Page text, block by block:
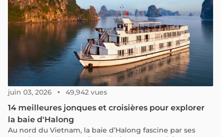
juin 03, 2026 49,942 vues
14 meilleures jonques et croisières pour explorer
la baie d'Halong
Au nord du Vietnam, la baie d’Halong fascine par ses